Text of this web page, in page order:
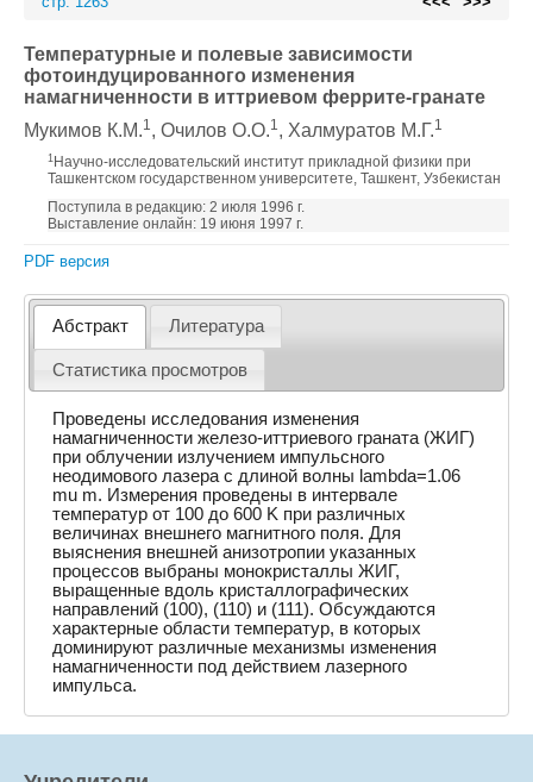
Температурные и полевые зависимости
фотоиндуцированного изменения
намагниченности в иттриевом феррите-гранате
Мукимов К.М.1, Очилов О.О.1, Халмуратов М.Г.1
1 Научно-исследовательский институт прикладной физики при
Ташкентском государственном университете, Ташкент, Узбекистан
Поступила в редакцию: 2 июля 1996 г.
Выставление онлайн: 19 июня 1997 г.
PDF версия
Абстракт Литература
Статистика просмотров
Проведены исследования изменения
намагниченности железо-иттриевого граната (ЖИГ)
при облучении излучением импульсного
неодимового лазера с длиной волны lambda=1.06
mu m. Измерения проведены в интервале
температур от 100 до 600 K при различных
величинах внешнего магнитного поля. Для
выяснения внешней анизотропии указанных
процессов выбраны монокристаллы ЖИГ,
выращенные вдоль кристаллографических
направлений (100), (110) и (111). Обсуждаются
характерные области температур, в которых
доминируют различные механизмы изменения
намагниченности под действием лазерного
импульса.